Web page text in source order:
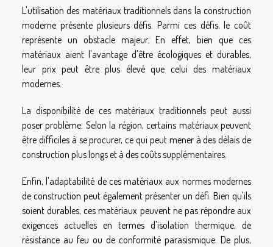
L'utilisation des matériaux traditionnels dans la construction
moderne présente plusieurs défis. Parmi ces défis, le coût
représente un obstacle majeur. En effet, bien que ces
matériaux aient l'avantage d'être écologiques et durables,
leur prix peut être plus élevé que celui des matériaux
modernes.
La disponibilité de ces matériaux traditionnels peut aussi
poser problème. Selon la région, certains matériaux peuvent
être difficiles à se procurer, ce qui peut mener à des délais de
construction plus longs et à des coûts supplémentaires.
Enfin, l'adaptabilité de ces matériaux aux normes modernes
de construction peut également présenter un défi. Bien qu'ils
soient durables, ces matériaux peuvent ne pas répondre aux
exigences actuelles en termes d'isolation thermique, de
résistance au feu ou de conformité parasismique. De plus,